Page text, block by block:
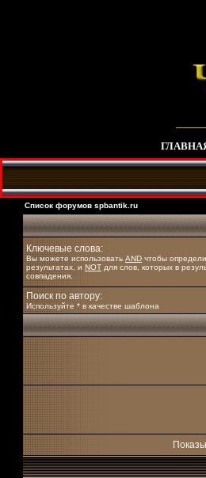
Список форумов spbantik.ru
Ключевые слова:
Вы можете использовать AND чтобы
результатах, и NOT для слов, которых в
совпадения.
Поиск по автору:
Используйте * в качестве шаблона